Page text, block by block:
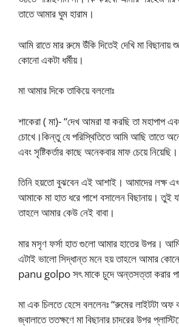
তাতে আমার ঘুম হারাম।
আমি রাতে মার রুমে উঁকি দিতেই দেখি মা বিছানায়
কোনো একটা ধর্মীয়।
মা আমার দিকে তাকিয়ে বললোঃ
শাকেরা ( মা)- “দেখ আমরা যা করছি তা মহাপাপ
চোখে।কিন্তু যে পরিস্থিতিতে আমি আছি তাতে
এবং সৃষ্টিকর্তার কাছে অনেকবার মাফ চেয়ে নিয়েছি।
তিনি হয়তো বুঝবেন এই আশাই। আমাদের লক্ষ
আমাকে মা হাত ধরে পাশে বসালেন বিছানায়। তুই
তাহলে আমার কেউ নেই বাবা।
মার মসৃণ ফর্সা হাত গুলো আমার হাতের উপর।
এটাই ভালো সিদ্ধান্ত মনে হয় তাহলে আমার
panu golpo সৎ মাকে চুদে অন্তসত্তা করার
মা এক চিলতে হেসে বললেনঃ “রুমের লাইটটা অফ
জ্বালাতে ততক্ষণে মা বিছানার চাদরের উপর